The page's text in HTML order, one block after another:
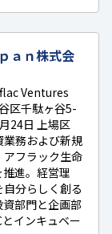
ａｎ株式会
Ventures
区千駄ヶ谷5-
24日 上場区
務および新規
フラック生命
進。経営理
分らしく創る
部門と企画部
インキュベー